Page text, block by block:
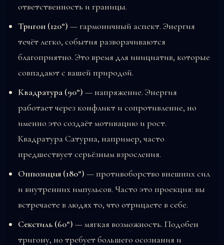
ответственность и границы.
Тригон (120°) — гармоничный аспект. Энергия
течёт легко, события разворачиваются
благоприятно. Это время для инициатив, которые
совпадают с вашей природой.
Квадратура (90°) — напряжение. Энергия
работает через конфликт и сопротивление, но
именно это создаёт мотивацию и рост.
Квадратура Сатурна, например, часто
предшествует серьёзным взросления.
Оппозиция (180°) — противоборство внешних сил
и внутренних импульсов. Часто это проекция: вы
встречаете в людях то, что отрицаете в себе.
Секстиль (60°) — мягкая возможность. Подобен
тригону, но требует большего осознания и